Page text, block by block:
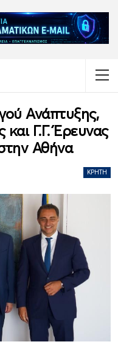
Ανάπτυξης,
Γ.Γ. Έρευνας
Αθήνα
ΚΡΉΤΗ